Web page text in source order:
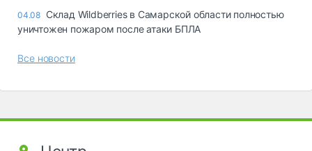
04.08 Склад Wildberries в Самарской области полностью
уничтожен пожаром после атаки БПЛА
Все новости